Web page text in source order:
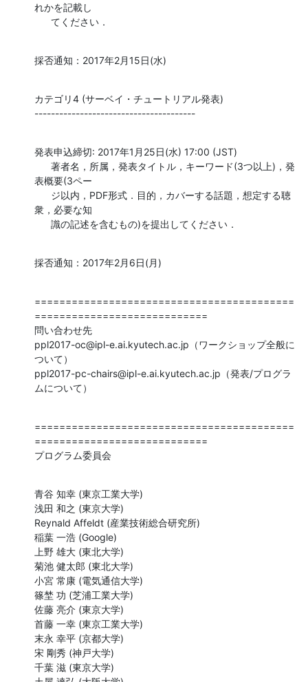
れかを記載し
      てください．
採否通知：2017年2月15日(水)
カテゴリ4 (サーベイ・チュートリアル発表)
---------------------------------------
発表申込締切: 2017年1月25日(水) 17:00 (JST)
表概要(3ペー
衆，必要な知
      識の記述を含むもの)を提出してください．
採否通知：2017年2月6日(月)
==========================================
============================
問い合わせ先
ppl2017-oc@ipl-e.ai.kyutech.ac.jp（ワークショップ全般に
ついて）
ppl2017-pc-chairs@ipl-e.ai.kyutech.ac.jp（発表/プログラ
ムについて）
==========================================
============================
プログラム委員会
青谷 知幸 (東京工業大学)
浅田 和之 (東京大学)
Reynald Affeldt (産業技術総合研究所)
稲葉 一浩 (Google)
上野 雄大 (東北大学)
菊池 健太郎 (東北大学)
小宮 常康 (電気通信大学)
篠埜 功 (芝浦工業大学)
佐藤 亮介 (東京大学)
首藤 一幸 (東京工業大学)
末永 幸平 (京都大学)
宋 剛秀 (神戸大学)
千葉 滋 (東京大学)